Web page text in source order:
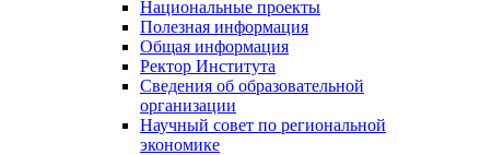
Национальные проекты
Полезная информация
Общая информация
Ректор Института
Сведения об образовательной
организации
Научный совет по региональной
экономике